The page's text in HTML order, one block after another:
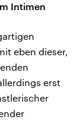
Intimen
eben dieser,
erst